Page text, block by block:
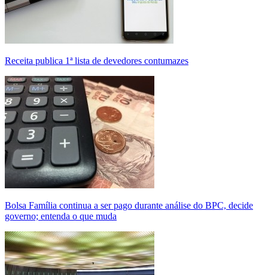
Receita publica 1ª lista de devedores contumazes
Bolsa Família continua a ser pago durante análise do BPC, decide
governo; entenda o que muda